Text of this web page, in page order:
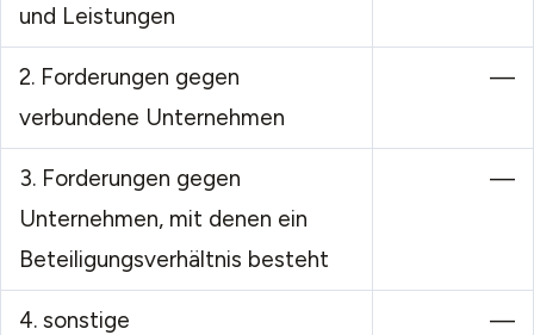
und Leistungen
2.Forderungen gegen
verbundene Unternehmen
—
3.Forderungen gegen
Unternehmen, mit denen ein
Beteiligungsverhältnis besteht
—
4.sonstige
—